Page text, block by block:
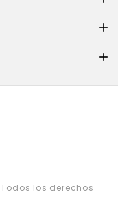


Todos los derechos